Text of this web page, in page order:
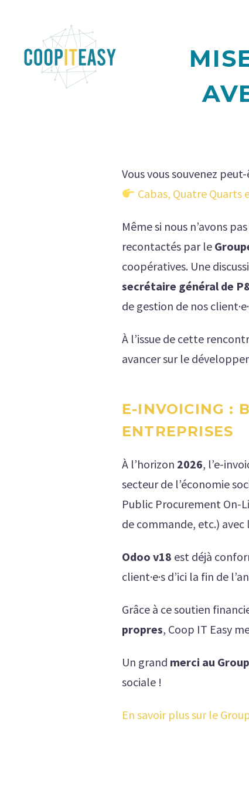
Vous vous souvenez
Cabas, Quatre Quarts
Même si nous n’avons
recontactés par le
coopératives. Une
secrétaire général de
de gestion de nos
À l’issue de cette
avancer sur le
E-INVOICING :
ENTREPRISES
À l’horizon 2026, l’e-
secteur de l’économie
Public Procurement On-
de commande, etc.)
Odoo v18 est déjà
client·e·s d’ici la fin de
Grâce à ce soutien
propres, Coop IT Easy
Un grand merci au
sociale !
En savoir plus sur le